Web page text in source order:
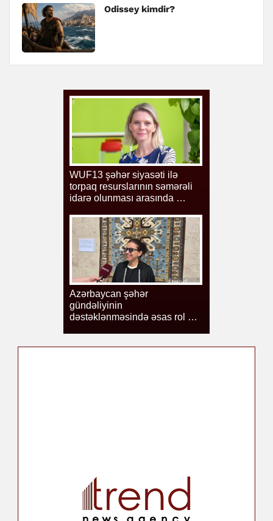
Odissey kimdir?